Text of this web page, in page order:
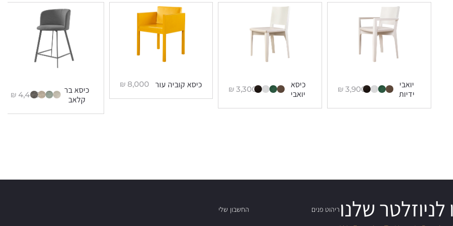
יואבי
ידיות
3,900
₪
כיסא
יואבי
3,300
₪ כיסא קוביה עור 8,000
₪
כיסא בר
קלאב
4,400
₪
שלנוריהוט פנים החשבון שלי